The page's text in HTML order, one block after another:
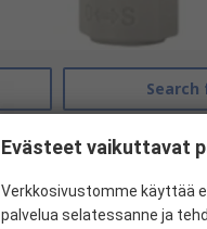
Evästeet vaikuttavat
Verkkosivustomme käyttää
palvelua selatessanne ja